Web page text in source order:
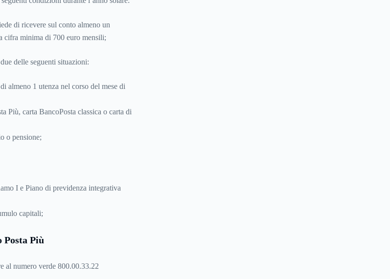
di ricevere sul conto almeno un
cifra minima di 700 euro mensili;
delle seguenti situazioni:
almeno 1 utenza nel corso del mese di
Più, carta BancoPosta classica o carta di
o pensione;
I e Piano di previdenza integrativa
capitali;
Posta Più
al numero verde 800.00.33.22